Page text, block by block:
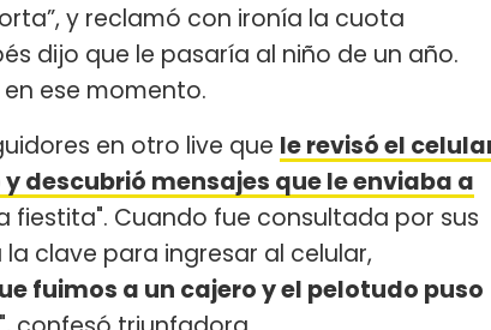
y reclamó con ironía la cuota
dijo que le pasaría al niño de un año.
ese momento.
en otro live que le revisó el
descubrió mensajes que le enviaba a
fiestita". Cuando fue consultada por sus
clave para ingresar al celular,
fuimos a un cajero y el pelotudo puso